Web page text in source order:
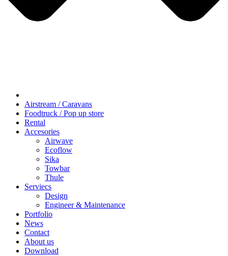
Airstream / Caravans
Foodtruck / Pop up store
Rental
Accesories
Airwave
Ecoflow
Sika
Towbar
Thule
Serviecs
Design
Engineer & Maintenance
Portfolio
News
Contact
About us
Download